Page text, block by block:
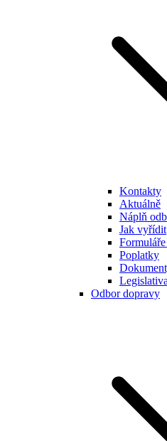
Kontakty
Aktuálně
Náplň
Jak vyřídit
Poplatky
Legislativa
Odbor dopravy